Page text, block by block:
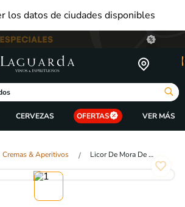
los datos de ciudades disponibles
CERVEZAS OFERTAS
Cremas & Aperitivos Licor De Mora De Los Andes Agua De Puerco - 750ml